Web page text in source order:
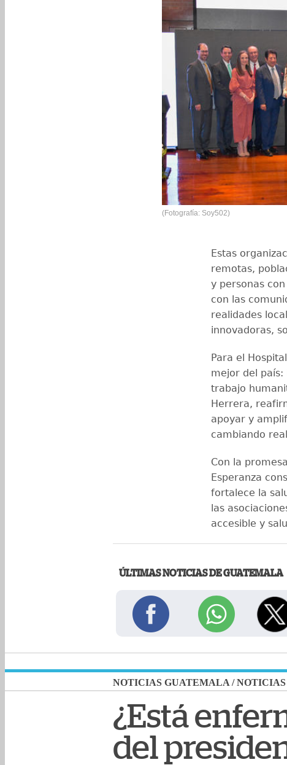
(Fotografía: Soy502)
Estas
remotas,
y personas
con las
realidades
innovadoras,
Para el
mejor del
trabajo
Herrera,
apoyar y
cambiando
Con la
Esperanza
fortalece la
las
accesible y
ÚLTIMAS NOTICIAS DE GUATEMALA
NOTICIAS GUATEMALA /NOTICIAS
¿Está
del